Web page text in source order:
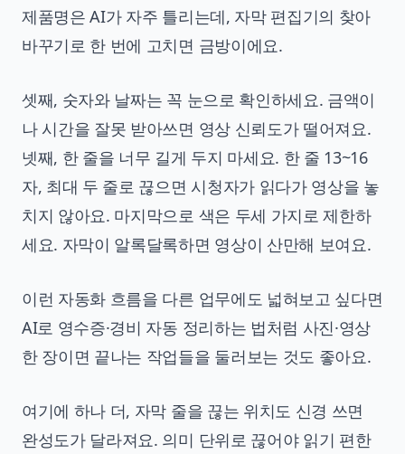
제품명은 AI가 자주 틀리는데, 자막 편집기의 찾아
바꾸기로 한 번에 고치면 금방이에요.
셋째, 숫자와 날짜는 꼭 눈으로 확인하세요. 금액이
나 시간을 잘못 받아쓰면 영상 신뢰도가 떨어져요.
넷째, 한 줄을 너무 길게 두지 마세요. 한 줄 13~16
자, 최대 두 줄로 끊으면 시청자가 읽다가 영상을 놓
치지 않아요. 마지막으로 색은 두세 가지로 제한하
세요. 자막이 알록달록하면 영상이 산만해 보여요.
이런 자동화 흐름을 다른 업무에도 넓혀보고 싶다면
AI로 영수증·경비 자동 정리하는 법처럼 사진·영상
한 장이면 끝나는 작업들을 둘러보는 것도 좋아요.
여기에 하나 더, 자막 줄을 끊는 위치도 신경 쓰면
완성도가 달라져요. 의미 단위로 끊어야 읽기 편한